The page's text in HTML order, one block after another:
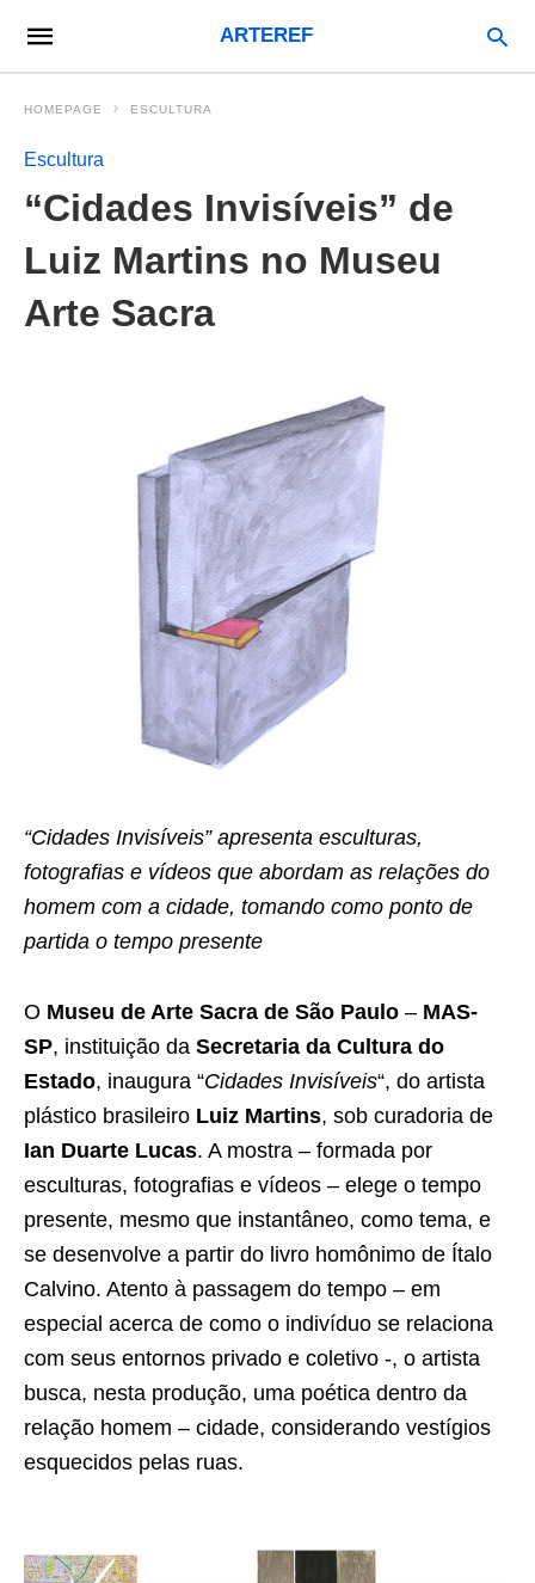
ARTEREF
HOMEPAGE ESCULTURA
Escultura
“Cidades Invisíveis” de
Luiz Martins no Museu
Arte Sacra
“Cidades Invisíveis” apresenta esculturas,
fotografias e vídeos que abordam as relações do
homem com a cidade, tomando como ponto de
partida o tempo presente
O Museu de Arte Sacra de São Paulo – MAS-
SP, instituição da Secretaria da Cultura do
Estado, inaugura “Cidades Invisíveis“, do artista
plástico brasileiro Luiz Martins, sob curadoria de
Ian Duarte Lucas. A mostra – formada por
esculturas, fotografias e vídeos – elege o tempo
presente, mesmo que instantâneo, como tema, e
se desenvolve a partir do livro homônimo de Ítalo
Calvino. Atento à passagem do tempo – em
especial acerca de como o indivíduo se relaciona
com seus entornos privado e coletivo -, o artista
busca, nesta produção, uma poética dentro da
relação homem – cidade, considerando vestígios
esquecidos pelas ruas.